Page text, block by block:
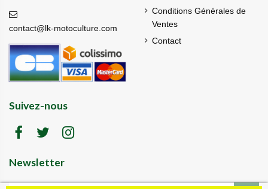
contact@lk-motoculture.com
Conditions Générales de
Ventes
Contact
Suivez-nous
Newsletter